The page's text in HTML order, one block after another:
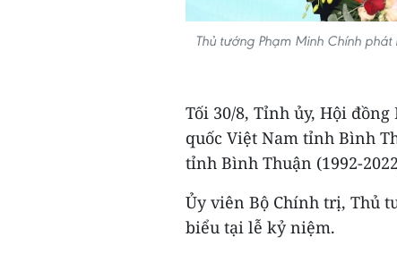
Thủ tướng Phạm Minh Chính
Tối 30/8, Tỉnh ủy, Hội
quốc Việt Nam tỉnh Bình
tỉnh Bình Thuận (1992-
Ủy viên Bộ Chính trị, Thủ
biểu tại lễ kỷ niệm.